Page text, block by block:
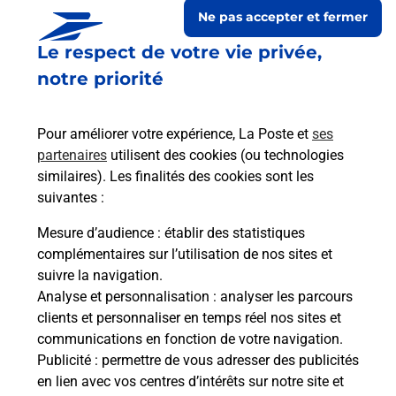
Le respect de votre vie privée,
notre priorité
Pour améliorer votre expérience, La Poste et ses
partenaires utilisent des cookies (ou technologies
similaires). Les finalités des cookies sont les
suivantes :
Mesure d’audience : établir des statistiques
complémentaires sur l’utilisation de nos sites et
suivre la navigation.
Analyse et personnalisation : analyser les parcours
clients et personnaliser en temps réel nos sites et
communications en fonction de votre navigation.
Publicité : permettre de vous adresser des publicités
en lien avec vos centres d’intérêts sur notre site et
Ne pas accepter et fermer
Collecte du courrier aujourd'hui à 09h00
14 Rue Principale
67170 Wahlenheim
Itinéraire
Le lien s'ouvre dans un nouvel onglet